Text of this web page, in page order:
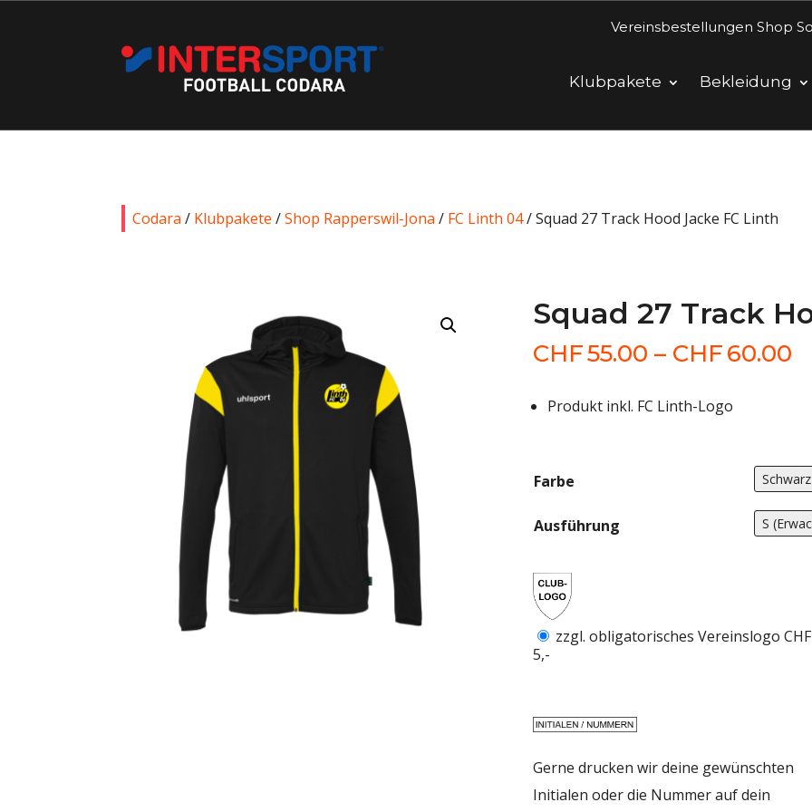
Vereinsbestellungen Shop
Klubpakete Bekleidung
Codara / Klubpakete /Shop Rapperswil-Jona / FC Linth 04/ Squad 27 Track Hood Jacke FC Linth
Squad 27 Track
CHF55.00 – CHF60.00
Produkt inkl. FC Linth-Logo
Farbe
Ausführung
zzgl. obligatorisches Vereinslogo CHF
5,-
Gerne drucken wir deine gewünschten
Initialen oder die Nummer auf dein